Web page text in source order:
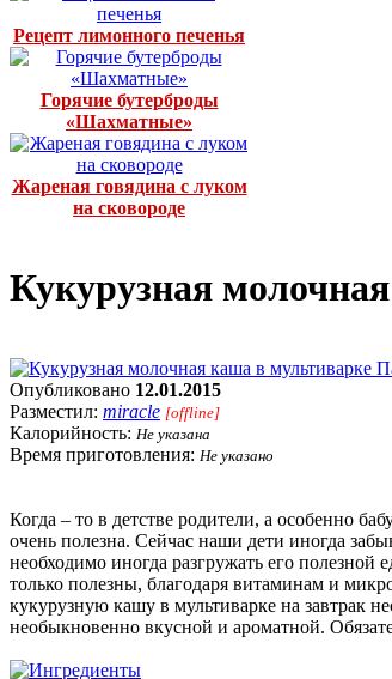
Рецепт лимонного печенья
Горячие бутерброды
«Шахматные»
Жареная говядина с луком
на сковороде
Кукурузная
Опубликовано 12.01.2015
Разместил: miracle [offline]
Калорийность: Не указана
Время приготовления: Не указано
Когда – то в детстве родители, а особенно
очень полезна. Сейчас наши дети иногда
необходимо иногда разгружать его
только полезны, благодаря витаминам и
кукурузную кашу в мультиварке на завтрак
необыкновенно вкусной и ароматной.